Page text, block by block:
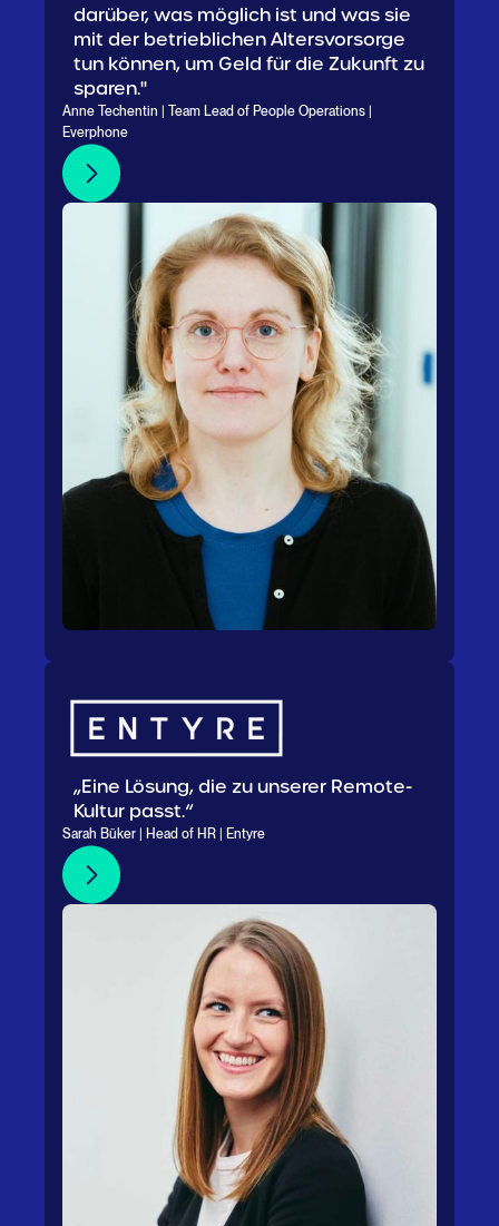
darüber, was möglich ist und was sie
mit der betrieblichen Altersvorsorge
tun können, um Geld für die Zukunft zu
sparen."
Anne Techentin | Team Lead of People Operations |
Everphone
„Eine Lösung, die zu unserer Remote-
Kultur passt.“
Sarah Büker | Head of HR | Entyre